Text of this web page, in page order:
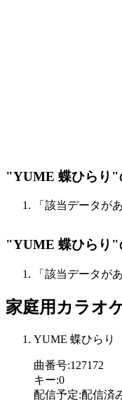
"YUME 蝶ひらり"
「該当データが
"YUME 蝶ひらり"
「該当データが
家庭用カラオ
YUME 蝶ひらり
曲番号:127172
キー:0
配信予定:配信済